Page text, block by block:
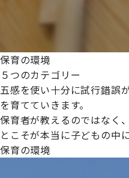
保育の環境
５つのカテゴリー
五感を使い十分に試行錯誤
を育てていきます。
保育者が教えるのではなく
とこそが本当に子どもの中
保育の環境